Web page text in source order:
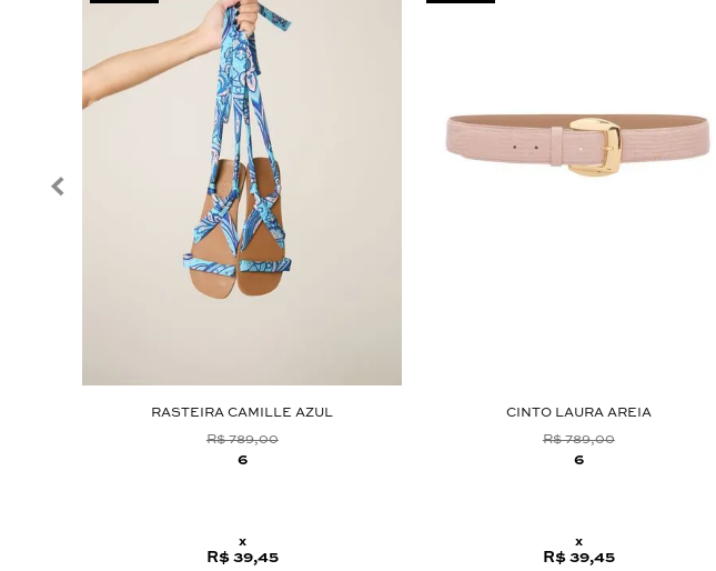
RASTEIRA CAMILLE AZUL
R$ 789,00
6
x
R$ 39,45
CINTO LAURA AREIA
R$ 789,00
6
x
R$ 39,45